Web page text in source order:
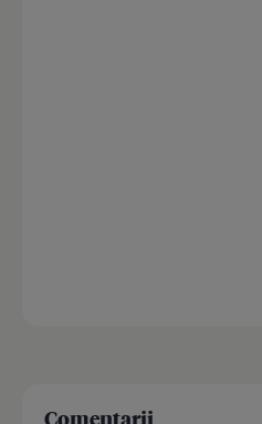
Comentarii